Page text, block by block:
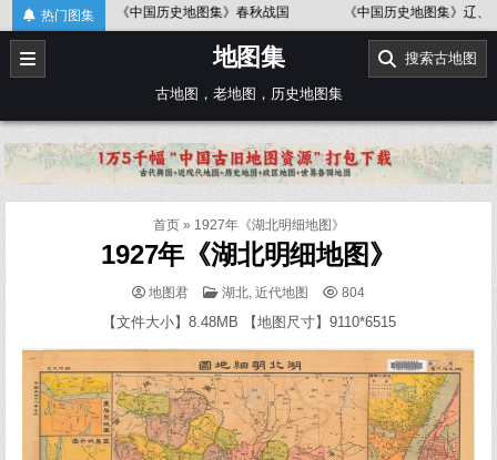
Skip
to
content
热门图集
《中国历史地图集》春秋战国 《中国历史地图集》辽、北宋 《
地图集
古地图，老地图，历史地图集
搜索古地图
首页» 1927年《湖北明细地图》
1927年《湖北明细地图》
地图君
POSTED
湖北, 近代地图 804
【文件大小】8.48MB 【地图尺寸】9110*6515